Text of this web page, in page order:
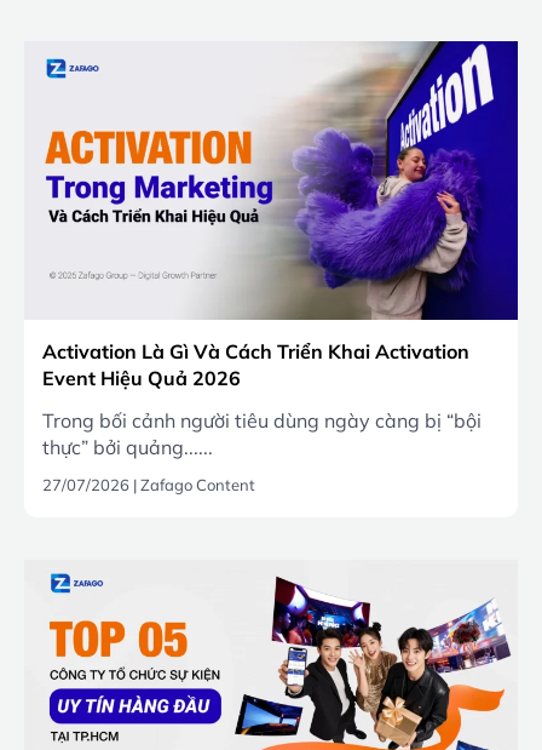
Activation Là Gì Và Cách Triển Khai Activation
Event Hiệu Quả 2026
Trong bối cảnh người tiêu dùng ngày càng bị “bội
thực” bởi quảng......
27/07/2026 |Zafago Content